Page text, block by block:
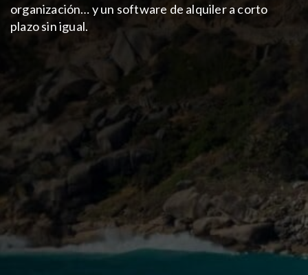
organización…y un software de alquiler a corto
plazo sin igual.